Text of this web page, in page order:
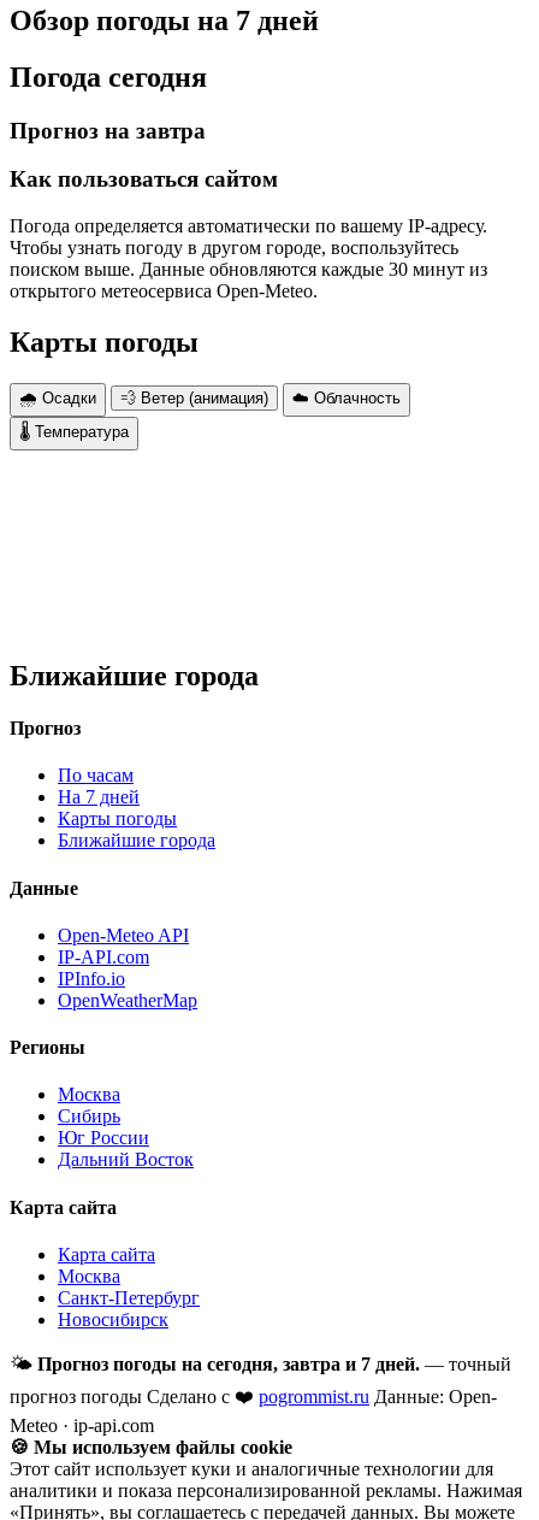
Обзор погоды на 7 дней
Погода сегодня
Прогноз на завтра
Как пользоваться сайтом
Погода определяется автоматически по вашему IP-адресу.
Чтобы узнать погоду в другом городе, воспользуйтесь
поиском выше. Данные обновляются каждые 30 минут из
открытого метеосервиса Open-Meteo.
Карты погоды
🌧 Осадки 💨 Ветер (анимация)
☁️ Облачность
🌡 Температура
Ближайшие города
Прогноз
По часам
На 7 дней
Карты погоды
Ближайшие города
Данные
Open-Meteo API
IP-API.com
IPInfo.io
OpenWeatherMap
Регионы
Москва
Сибирь
Юг России
Дальний Восток
Карта сайта
Карта сайта
Москва
Санкт-Петербург
Новосибирск
🌤 Прогноз погоды на сегодня, завтра и 7 дней. — точный
прогноз погоды Сделано с ❤️ pogrommist.ru Данные: Open-
Meteo · ip-api.com
🍪 Мы используем файлы cookie
Этот сайт использует куки и аналогичные технологии для
аналитики и показа персонализированной рекламы. Нажимая
«Принять», вы соглашаетесь с передачей данных. Вы можете